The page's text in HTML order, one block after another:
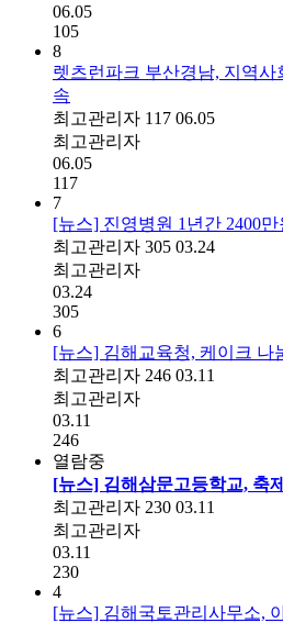
06.05
105
8
렛츠런파크 부산경남, 지역사
속
최고관리자 117 06.05
최고관리자
06.05
117
7
[뉴스] 진영병원 1년간 2400
최고관리자 305 03.24
최고관리자
03.24
305
6
[뉴스] 김해교육청, 케이크 나
최고관리자 246 03.11
최고관리자
03.11
246
열람중
[뉴스] 김해삼문고등학교, 축
최고관리자 230 03.11
최고관리자
03.11
230
4
[뉴스] 김해국토관리사무소,